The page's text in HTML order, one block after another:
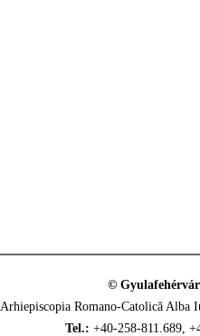
©
Arhiepiscopia Romano-Catolică
Tel.: +40-258-811.689,